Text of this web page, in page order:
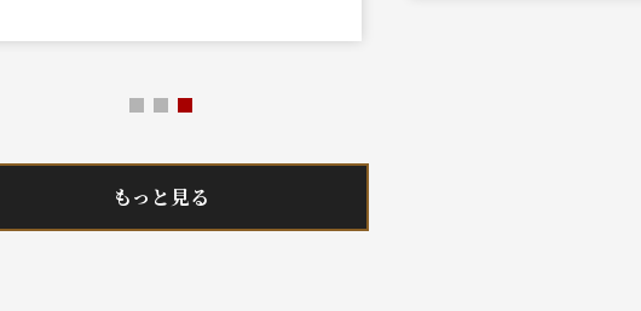
もっと見る